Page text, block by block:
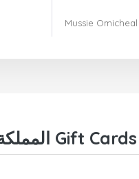
Mussie Omicheal
Frequently Asked Questions about Lego المملكة المتحدة Gift Cards